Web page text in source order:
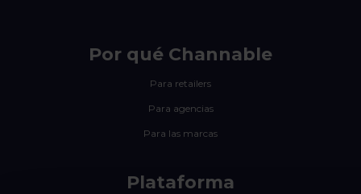
Por qué Channable
Para retailers
Para agencias
Para las marcas
Plataforma